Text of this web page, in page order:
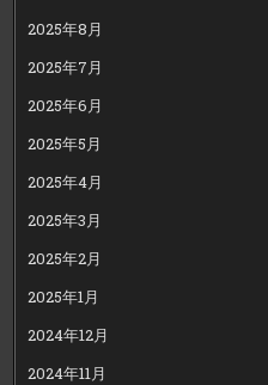
2025年8月
2025年7月
2025年6月
2025年5月
2025年4月
2025年3月
2025年2月
2025年1月
2024年12月
2024年11月